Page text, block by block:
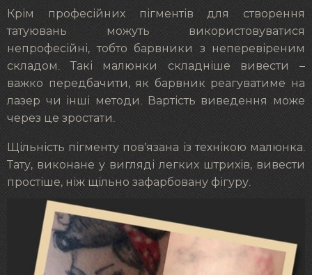
Крім професійних пігментів для створення
татуювань можуть використовуватися
непрофесійні, тобто барвники з неперевіреним
складом. Такі малюнки складніше вивести –
важко передбачити, як барвник реагуватиме на
лазер чи інші методи. Вартість виведення може
через це зростати.
Щільність пігменту пов’язана із технікою малюнка.
Тату, виконане у вигляді легких штрихів, вивести
простіше, ніж щільно зафарбовану фігуру.